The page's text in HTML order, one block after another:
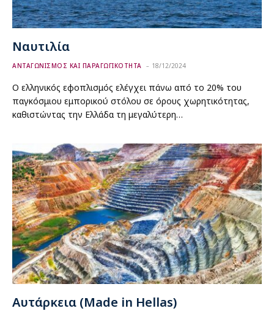
Ναυτιλία
ΑΝΤΑΓΩΝΙΣΜΟΣ ΚΑΙ ΠΑΡΑΓΩΓΙΚΟΤΗΤΑ 18/12/2024
Ο ελληνικός εφοπλισμός ελέγχει πάνω από το 20% του
παγκόσμιου εμπορικού στόλου σε όρους χωρητικότητας,
καθιστώντας την Ελλάδα τη μεγαλύτερη…
Αυτάρκεια (Made in Hellas)